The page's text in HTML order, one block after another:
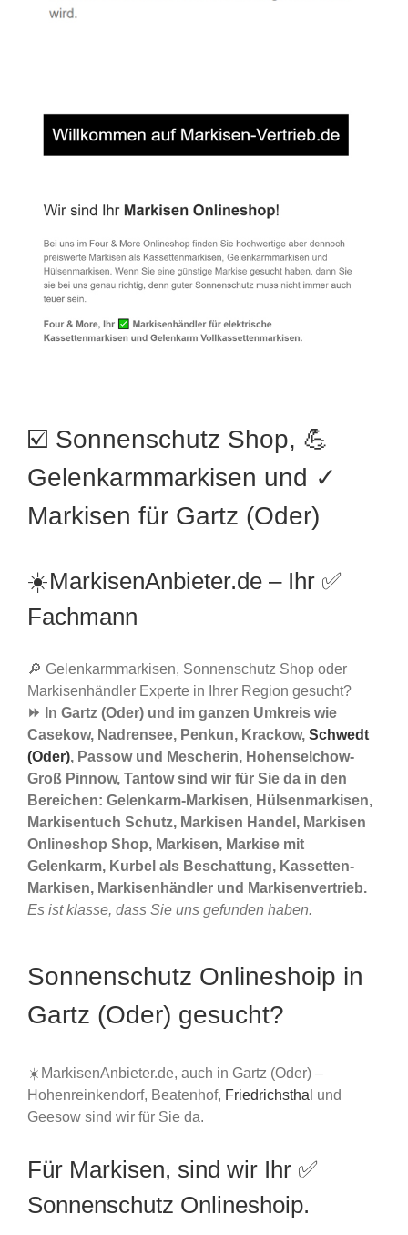
☑️ Sonnenschutz Shop, 💪
Gelenkarmmarkisen und ✓
Markisen für Gartz (Oder)
☀️MarkisenAnbieter.de – Ihr ✅
Fachmann
🔎 Gelenkarmmarkisen, Sonnenschutz Shop oder
Markisenhändler Experte in Ihrer Region gesucht?
⏩ In Gartz (Oder) und im ganzen Umkreis wie
Casekow, Nadrensee, Penkun, Krackow, Schwedt
(Oder), Passow und Mescherin, Hohenselchow-
Groß Pinnow, Tantow sind wir für Sie da in den
Bereichen: Gelenkarm-Markisen, Hülsenmarkisen,
Markisentuch Schutz, Markisen Handel, Markisen
Onlineshop Shop, Markisen, Markise mit
Gelenkarm, Kurbel als Beschattung, Kassetten-
Markisen, Markisenhändler und Markisenvertrieb.
Es ist klasse, dass Sie uns gefunden haben.
Sonnenschutz Onlineshoip in
Gartz (Oder) gesucht?
☀️MarkisenAnbieter.de, auch in Gartz (Oder) –
Hohenreinkendorf, Beatenhof, Friedrichsthal und
Geesow sind wir für Sie da.
Für Markisen, sind wir Ihr ✅
Sonnenschutz Onlineshoip.